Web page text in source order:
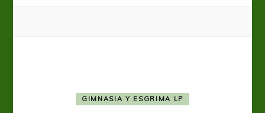
GIMNASIA Y ESGRIMA LP